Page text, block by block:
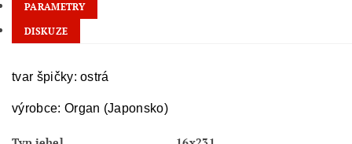
PARAMETRY
DISKUZE
tvar špičky: ostrá
výrobce: Organ (Japonsko)